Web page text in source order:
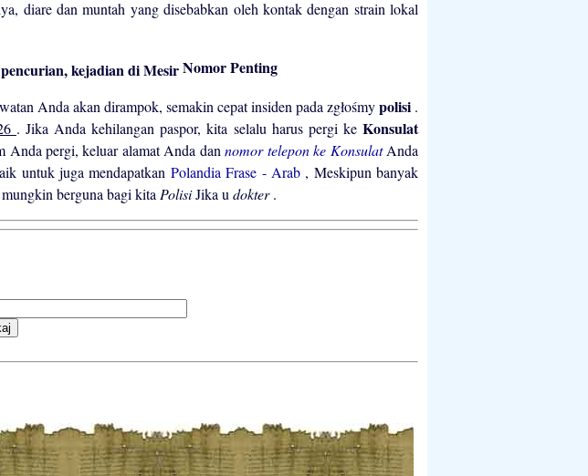
diare dan muntah yang disebabkan oleh kontak dengan strain lokal
Nomor Penting
Anda akan dirampok, semakin cepat insiden pada zgłośmypolisi .
. Jika Anda kehilangan paspor, kita selalu harus pergi keKonsulat
Anda pergi, keluar alamat Anda dannomor telepon ke KonsulatAnda
untuk juga mendapatkan Polandia Frase - Arab , Meskipun banyak
berguna bagi kita PolisiJika u dokter.